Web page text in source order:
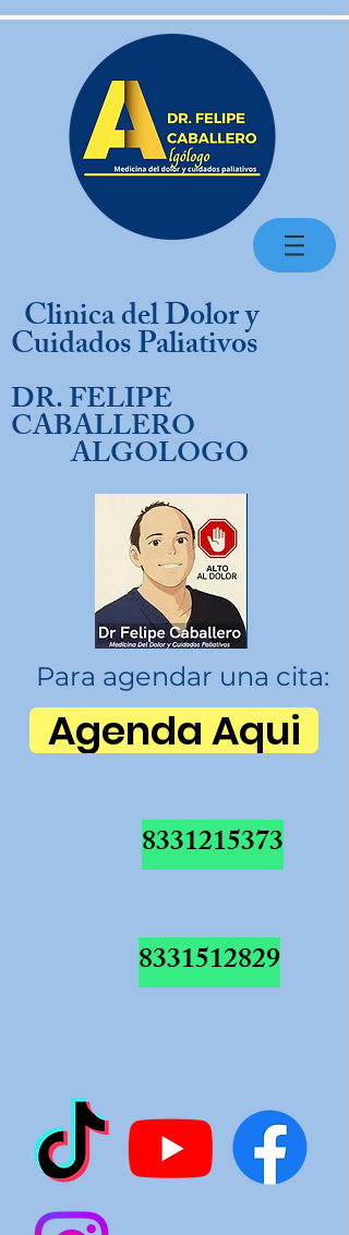
Clinica del Dolor y
Cuidados Paliativos
DR. FELIPE
CABALLERO
ALGOLOGO
Para agendar una cita:
Agenda Aqui
8331215373
8331512829